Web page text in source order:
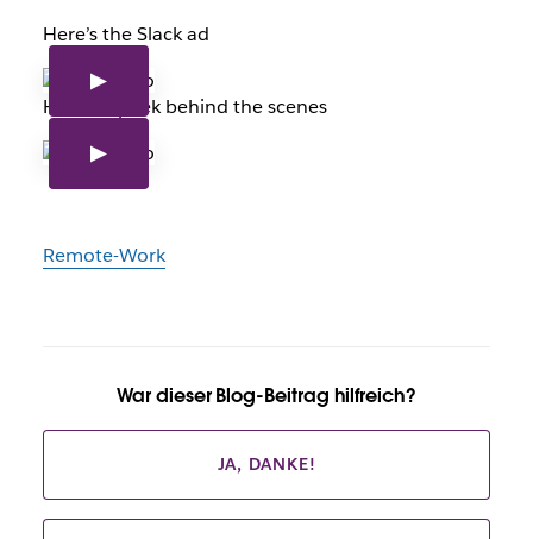
Here’s the Slack ad
Here’s a peek behind the scenes
Remote-Work
War dieser Blog-Beitrag hilfreich?
JA, DANKE!